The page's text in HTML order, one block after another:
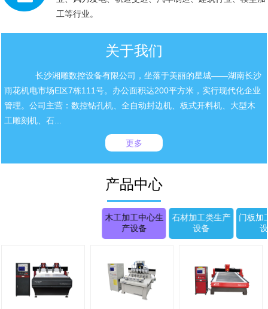
工等行业。
关于我们
长沙湘雕数控设备有限公司，坐落于美丽的星城——湖南长沙
雨花机电市场E区7栋111号。办公面积达200平方米，实行现代化企业
管理。公司主营：数控钻孔机、全自动封边机、板式开料机、大型木
工雕刻机、石...
更多
产品中心
木工加工中心生
产设备
石材加工类生产
设备
门板加